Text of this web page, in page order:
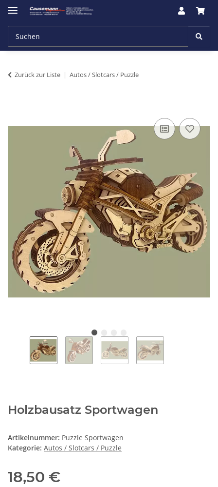
Zurück zur Liste Autos / Slotcars / Puzzle
Holzbausatz Sportwagen
Artikelnummer: Puzzle Sportwagen
Kategorie: Autos / Slotcars / Puzzle
18,50 €